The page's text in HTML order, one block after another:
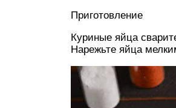
Приготовление
Куриные яйца
Нарежьте яйца